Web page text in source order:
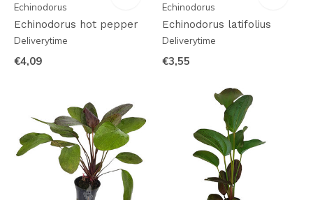
Echinodorus
Echinodorus hot pepper
Deliverytime
€4,09
Echinodorus
Echinodorus latifolius
Deliverytime
€3,55